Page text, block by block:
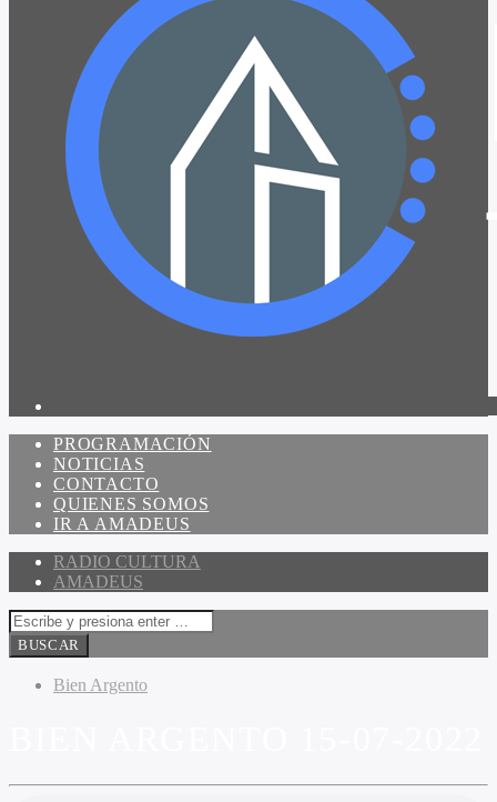
PROGRAMACIÓN
NOTICIAS
CONTACTO
QUIENES SOMOS
IR A AMADEUS
RADIO CULTURA
AMADEUS
Bien Argento